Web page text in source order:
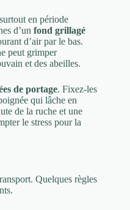
en période
d’un fond grillagé
d’air par le bas.
peut grimper
et des abeilles.
de portage. Fixez-les
qui lâche en
de la ruche et une
le stress pour la
Quelques règles